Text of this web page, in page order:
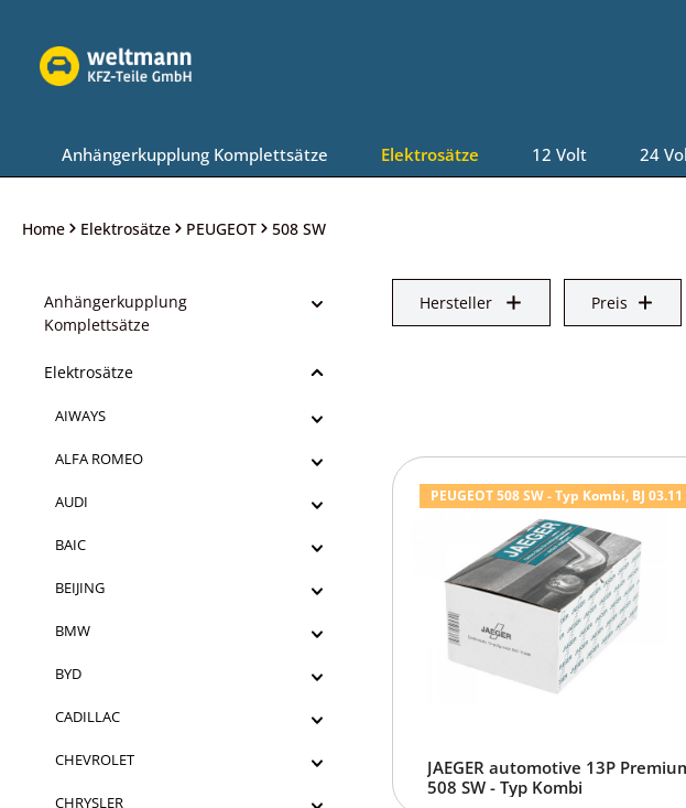
Anhängerkupplung Komplettsätze Elektrosätze 12 Volt 24
Home Elektrosätze PEUGEOT 508 SW
Anhängerkupplung
Komplettsätze
Elektrosätze
AIWAYS
ALFA ROMEO
AUDI
BAIC
BEIJING
BMW
BYD
CADILLAC
CHEVROLET
CHRYSLER
Hersteller Preis
PEUGEOT 508 SW - Typ Kombi, BJ 03.11
JAEGER automotive 13P
508 SW - Typ Kombi